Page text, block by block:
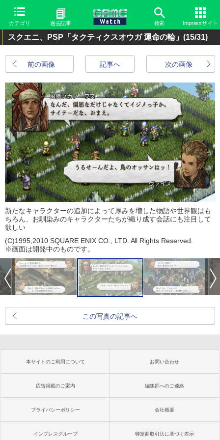
カテゴリ 過去記事 検索 Impressサイト
スクエニ、PSP「タクティクスオウガ 運命の輪」 (15/31)
前の画像 次の画像
記事へ
新たなキャラクターの追加によって厚みを増した物語や世界観はも
ちろん、お馴染みのキャラクターたちが織り成す会話にも注目して
欲しい
(C)1995,2010 SQUARE ENIX CO., LTD. All Rights Reserved.
※画面は開発中のものです。
この写真の記事へ
本サイトのご利用について お問い合わせ
広告掲載のご案内 編集部へのご連絡
プライバシーポリシー 会社概要
インプレスグループ 特定商取引法に基づく表示